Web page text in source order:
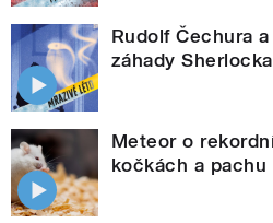
Rudolf Čechura
záhady
Meteor o
kočkách a pachu